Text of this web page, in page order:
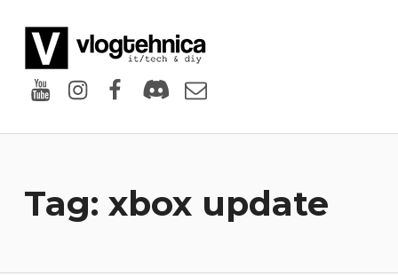
YoutubeInstagram
Facebook
DiscordEmail
Tag: xbox update